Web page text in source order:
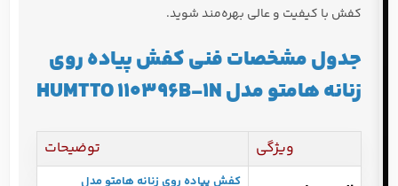
کفش با کیفیت و عالی بهره‌مند شوید.
جدول مشخصات فنی کفش پیاده روی
زنانه هامتو مدل HUMTTO 110396B-1N
ویژگی توضیحات
کفش پیاده روی زنانه هامتو مدل